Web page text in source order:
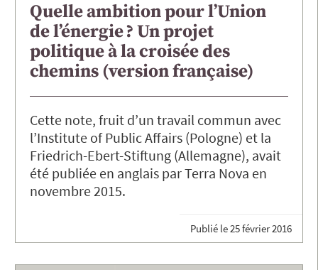
Quelle ambition pour l’Union
de l’énergie ? Un projet
politique à la croisée des
chemins (version française)
Cette note, fruit d’un travail commun avec
l’Institute of Public Affairs (Pologne) et la
Friedrich-Ebert-Stiftung (Allemagne), avait
été publiée en anglais par Terra Nova en
novembre 2015.
Publié le25 février 2016